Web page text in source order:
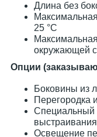
Длина без
25 °С
окружающей
Опции
Боковины из
Перегородка
Специальный
Освещение